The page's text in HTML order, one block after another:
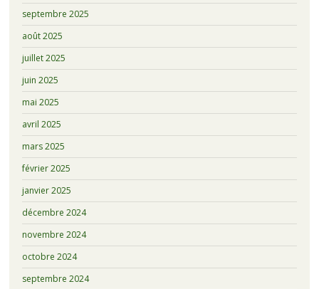
septembre 2025
août 2025
juillet 2025
juin 2025
mai 2025
avril 2025
mars 2025
février 2025
janvier 2025
décembre 2024
novembre 2024
octobre 2024
septembre 2024